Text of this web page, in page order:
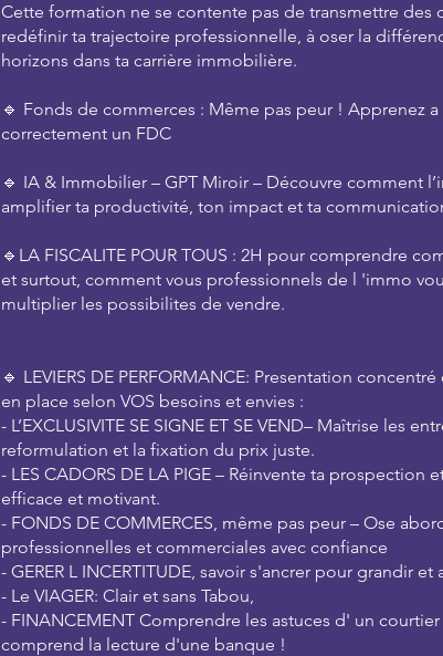
Cette formation ne se contente pas de transmettre des
redéfinir ta trajectoire professionnelle, à oser la
horizons dans ta carrière immobilière.
🔹 Fonds de commerces : Même pas peur ! Apprenez
correctement un FDC
🔹 IA & Immobilier – GPT Miroir – Découvre comment
amplifier ta productivité, ton impact et ta
🔹LA FISCALITE POUR TOUS : 2H pour comprendre
et surtout, comment vous professionnels de l 'immo
multiplier les possibilites de vendre.
🔹 LEVIERS DE PERFORMANCE: Presentation
en place selon VOS besoins et envies :
- L’EXCLUSIVITE SE SIGNE ET SE VEND– Maîtrise les
reformulation et la fixation du prix juste.
- LES CADORS DE LA PIGE – Réinvente ta prospection
efficace et motivant.
- FONDS DE COMMERCES, même pas peur – Ose
professionnelles et commerciales avec confiance
- GERER L INCERTITUDE, savoir s'ancrer pour grandir et
- Le VIAGER: Clair et sans Tabou,
- FINANCEMENT Comprendre les astuces d' un
comprend la lecture d'une banque !